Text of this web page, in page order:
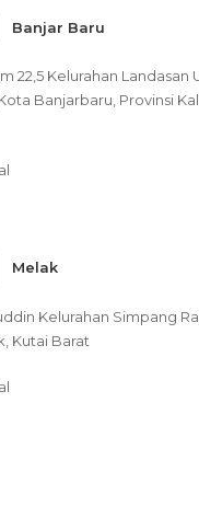
Banjar Baru
22,5 Kelurahan Landasan
Banjarbaru, Provinsi
Melak
Kelurahan Simpang
Kutai Barat